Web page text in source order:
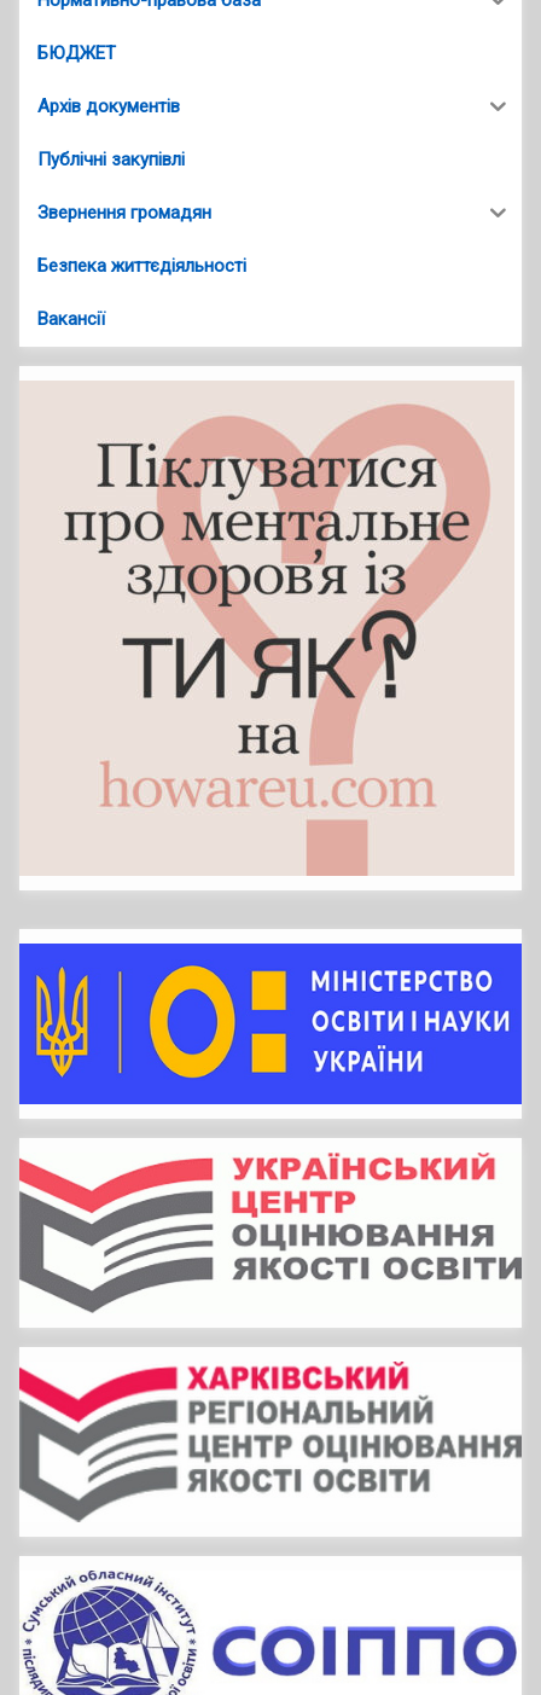
БЮДЖЕТ
Архів документів
Публічні закупівлі
Звернення громадян
Безпека життєдіяльності
Вакансії